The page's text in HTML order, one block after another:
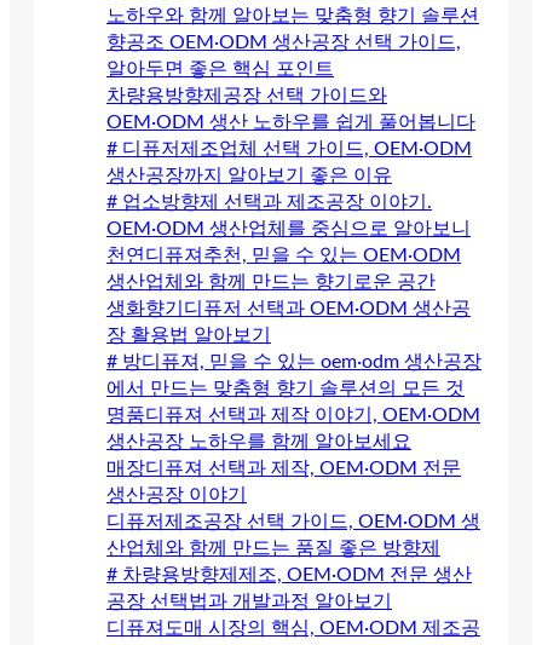
노하우와 함께 알아보는 맞춤형 향기 솔루션
향공조 OEM·ODM 생산공장 선택 가이드,
알아두면 좋은 핵심 포인트
차량용방향제공장 선택 가이드와
OEM·ODM 생산 노하우를 쉽게 풀어봅니다
# 디퓨저제조업체 선택 가이드, OEM·ODM
생산공장까지 알아보기 좋은 이유
# 업소방향제 선택과 제조공장 이야기.
OEM·ODM 생산업체를 중심으로 알아보니
천연디퓨져추천, 믿을 수 있는 OEM·ODM
생산업체와 함께 만드는 향기로운 공간
생화향기디퓨저 선택과 OEM·ODM 생산공
장 활용법 알아보기
# 방디퓨져, 믿을 수 있는 oem·odm 생산공장
에서 만드는 맞춤형 향기 솔루션의 모든 것
명품디퓨져 선택과 제작 이야기, OEM·ODM
생산공장 노하우를 함께 알아보세요
매장디퓨져 선택과 제작, OEM·ODM 전문
생산공장 이야기
디퓨저제조공장 선택 가이드, OEM·ODM 생
산업체와 함께 만드는 품질 좋은 방향제
# 차량용방향제제조, OEM·ODM 전문 생산
공장 선택법과 개발과정 알아보기
디퓨져도매 시장의 핵심, OEM·ODM 제조공